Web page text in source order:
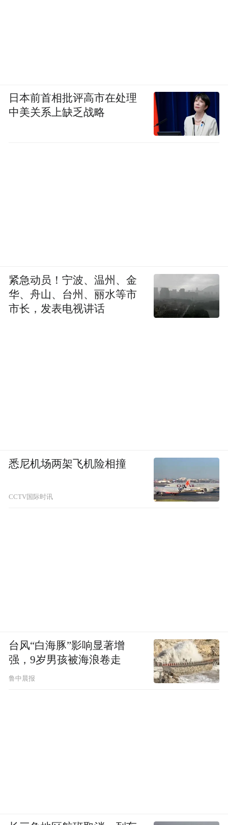
日本前首相批评高市在处理
中美关系上缺乏战略
紧急动员！宁波、温州、金
华、舟山、台州、丽水等市
市长，发表电视讲话
悉尼机场两架飞机险相撞
CCTV国际时讯
台风“白海豚”影响显著增
强，9岁男孩被海浪卷走
鲁中晨报